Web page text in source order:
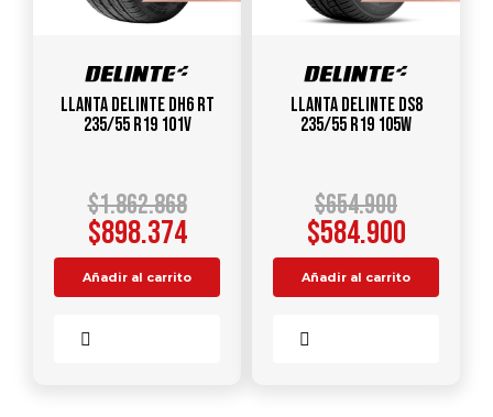
Llanta DELINTE DH6 RT
235/55 R19 101V
$1.862.868
$898.374
Añadir al carrito
Llanta DELINTE DS8
235/55 R19 105W
$654.900
$584.900
Añadir al carrito